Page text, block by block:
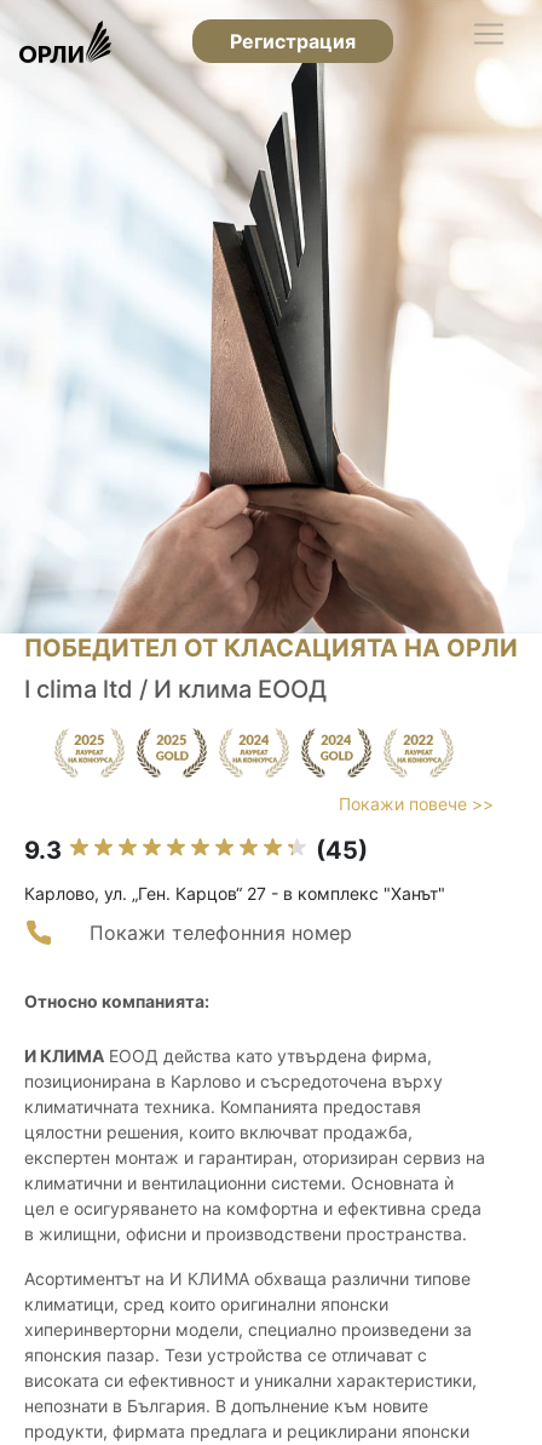
Регистрация
ПОБЕДИТЕЛ ОТ КЛАСАЦИЯТА НА ОРЛИ
I clima ltd / И клима ЕООД
Покажи повече >>
9.3 (45)
Карлово, ул. „Ген. Карцов“ 27 - в комплекс "Ханът"
Покажи телефонния номер
Относно компанията:
И КЛИМА ЕООД действа като утвърдена фирма,
позиционирана в Карлово и съсредоточена върху
климатичната техника. Компанията предоставя
цялостни решения, които включват продажба,
експертен монтаж и гарантиран, оторизиран сервиз на
климатични и вентилационни системи. Основната ѝ
цел е осигуряването на комфортна и ефективна среда
в жилищни, офисни и производствени пространства.
Асортиментът на И КЛИМА обхваща различни типове
климатици, сред които оригинални японски
хиперинверторни модели, специално произведени за
японския пазар. Тези устройства се отличават с
високата си ефективност и уникални характеристики,
непознати в България. В допълнение към новите
продукти, фирмата предлага и рециклирани японски